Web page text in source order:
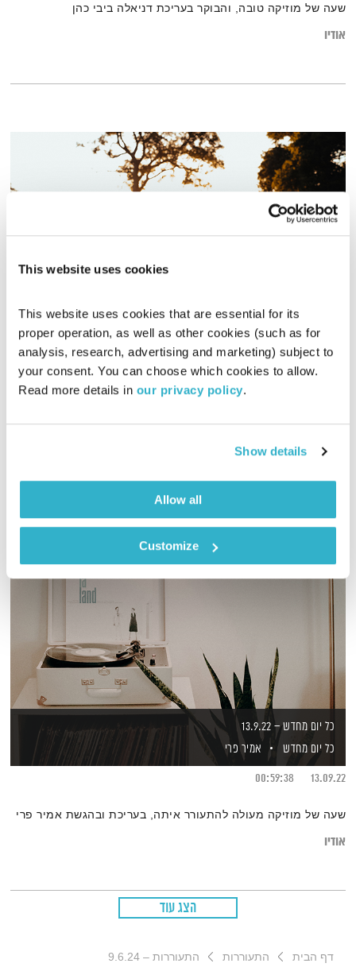
This website uses cookies
This website uses cookies that are essential for its
proper operation, as well as other cookies (such as for
analysis, research, advertising and marketing) subject to
your consent. You can choose which cookies to allow.
Read more details in our privacy policy.
Show details
Allow all
Customize
שעה של מוזיקה טובה, והבוקר בעריכת דניאלה ביבי כהן
אודיו
התעוררות – 8.1.19
התעוררות
גליה גלעדי
08.01.19
01:27:32
אודיו
כל יום מחדש – 13.9.22
כל יום מחדש
אמיר פרי
13.09.22
00:59:38
שעה של מוזיקה מעולה להתעורר איתה, בעריכת ובהגשת אמיר פרי
אודיו
הצג עוד
דף הבית התעוררות התעוררות – 9.6.24